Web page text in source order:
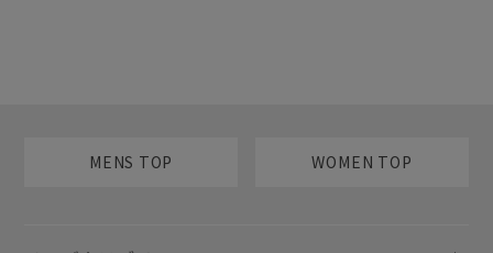
MENS TOP WOMEN TOP